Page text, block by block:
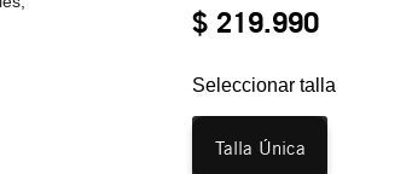
$ 219.990
Seleccionar talla
Talla Única